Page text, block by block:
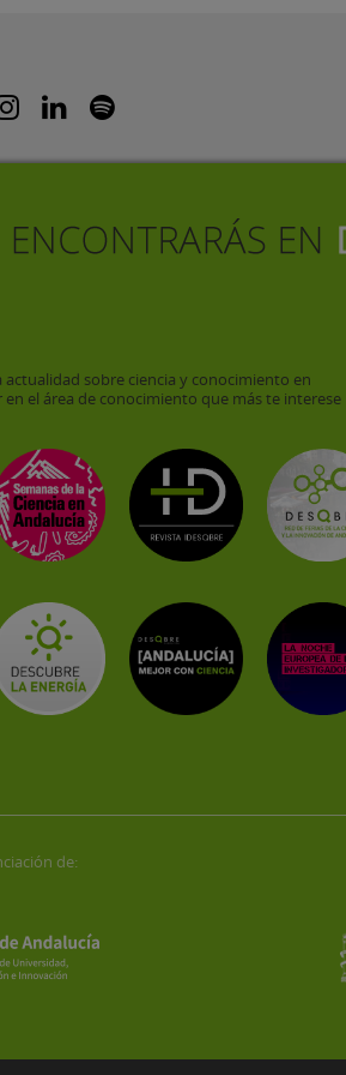
sobre ciencia y conocimiento en
el área de conocimiento que más te interese
de: